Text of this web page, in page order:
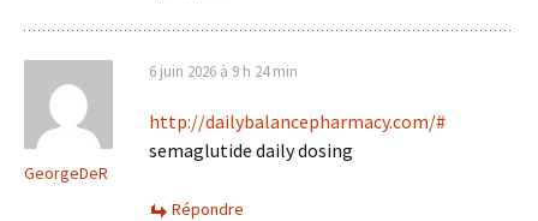
GeorgeDeR
6 juin 2026 à 9 h 24 min
http://dailybalancepharmacy.com/#
semaglutide daily dosing
Répondre